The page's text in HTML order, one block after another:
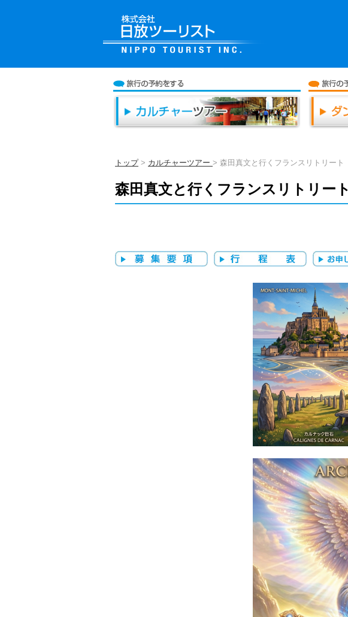
トップ> カルチャーツアー > 森田真文と行くフランスリトリート
森田真文と行くフランスリトリー